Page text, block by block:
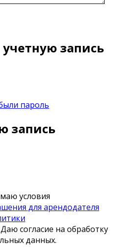
запись
пароль
запись
условия
для арендодателя
Даю согласие на обработку
данных.